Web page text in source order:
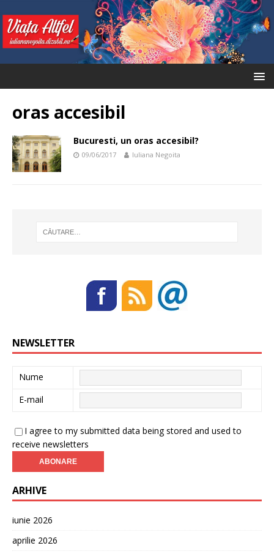
oras accesibil
Bucuresti, un oras accesibil?
09/06/2017 Iuliana Negoita
NEWSLETTER
Nume
E-mail
I agree to my submitted data being stored and used to
receive newsletters
ARHIVE
iunie 2026
aprilie 2026